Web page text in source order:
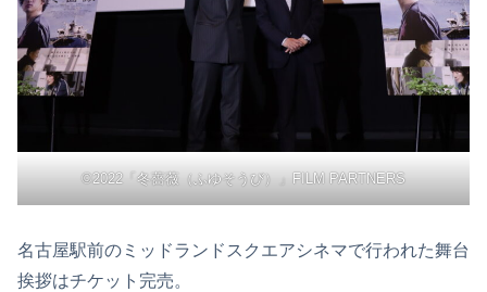
©2022「冬薔薇（ふゆそうび）」FILM PARTNERS
名古屋駅前のミッドランドスクエアシネマで行われた舞台
挨拶はチケット完売。